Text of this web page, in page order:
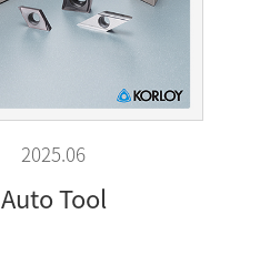
2025.06
Auto Tool